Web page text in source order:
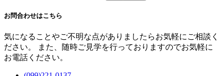
お問合わせはこちら
気になることやご不明な点がありましたらお気軽にご相談く
ださい。 また、随時ご見学を行っておりますのでお気軽に
お電話ください。